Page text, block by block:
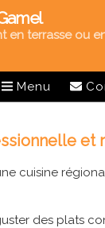
en terrasse ou
Menu
et
cuisine
des plats